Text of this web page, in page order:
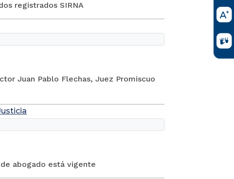
registrados SIRNA
Juan Pablo Flechas, Juez Promiscuo
abogado está vigente